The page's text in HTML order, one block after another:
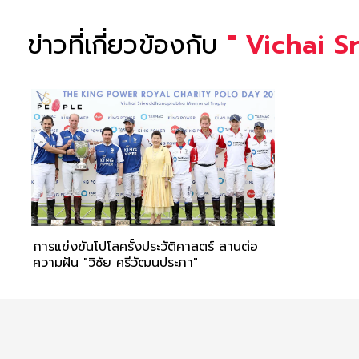
ข่าวที่เกี่ยวข้องกับ " Vichai
การแข่งขันโปโลครั้งประวัติศาสตร์ สานต่อ
ความฝัน "วิชัย ศรีวัฒนประภา"